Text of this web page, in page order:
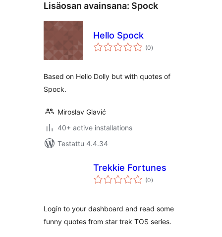
Lisäosan avainsana: Spock
Hello Spock
(0arvosanat
yhteensä
)
Based on Hello Dolly but with quotes of
Spock.
Miroslav Glavić
40+ active installations
Testattu 4.4.34
Trekkie Fortunes
(0arvosanat
yhteensä
)
Login to your dashboard and read some
funny quotes from star trek TOS series.